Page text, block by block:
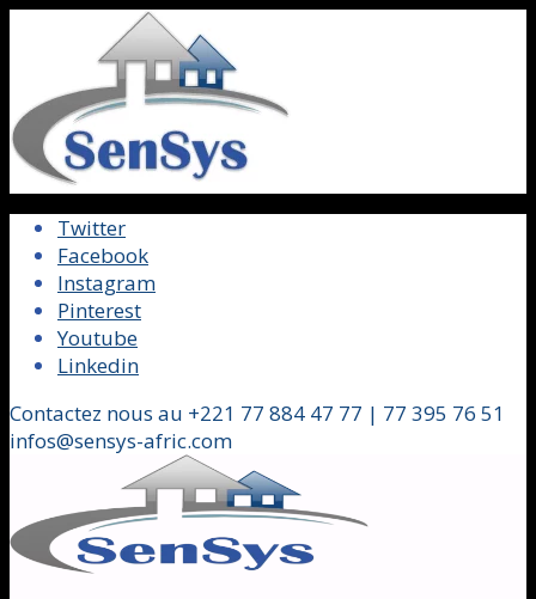
Twitter
Facebook
Instagram
Pinterest
Youtube
Linkedin
Contactez nous au +221 77 884 47 77 | 77 395 76 51
infos@sensys-afric.com